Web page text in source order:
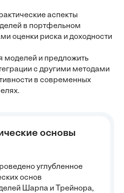
аспекты
в портфельном
оценки риска и доходности
моделей и предложить
с другими методами
в современных
основы
углубленное
основ
Шарпа и Трейнора,